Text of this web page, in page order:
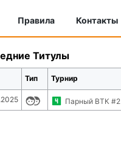
Правила Контакты
Титулы
Тип Турнир
Парный ВТК #2